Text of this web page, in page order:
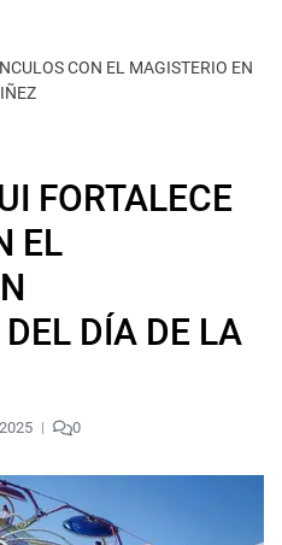
CON EL MAGISTERIO EN
FORTALECE
EL
DÍA DE LA
0